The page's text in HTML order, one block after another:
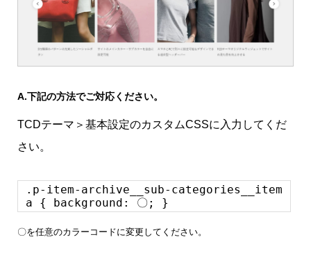
A.下記の方法でご対応ください。
TCDテーマ＞基本設定のカスタムCSSに入力してくだ
さい。
.p-item-archive__sub-categories__item
a { background: 〇; }
〇を任意のカラーコードに変更してください。